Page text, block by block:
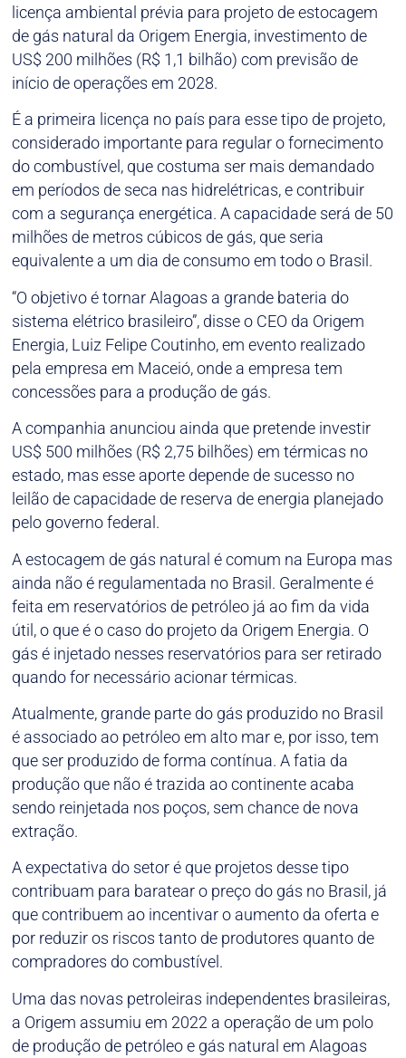
licença ambiental prévia para projeto de estocagem
de gás natural da Origem Energia, investimento de
US$ 200 milhões (R$ 1,1 bilhão) com previsão de
início de operações em 2028.
É a primeira licença no país para esse tipo de projeto,
considerado importante para regular o fornecimento
do combustível, que costuma ser mais demandado
em períodos de seca nas hidrelétricas, e contribuir
com a segurança energética. A capacidade será de 50
milhões de metros cúbicos de gás, que seria
equivalente a um dia de consumo em todo o Brasil.
“O objetivo é tornar Alagoas a grande bateria do
sistema elétrico brasileiro”, disse o CEO da Origem
Energia, Luiz Felipe Coutinho, em evento realizado
pela empresa em Maceió, onde a empresa tem
concessões para a produção de gás.
A companhia anunciou ainda que pretende investir
US$ 500 milhões (R$ 2,75 bilhões) em térmicas no
estado, mas esse aporte depende de sucesso no
leilão de capacidade de reserva de energia planejado
pelo governo federal.
A estocagem de gás natural é comum na Europa mas
ainda não é regulamentada no Brasil. Geralmente é
feita em reservatórios de petróleo já ao fim da vida
útil, o que é o caso do projeto da Origem Energia. O
gás é injetado nesses reservatórios para ser retirado
quando for necessário acionar térmicas.
Atualmente, grande parte do gás produzido no Brasil
é associado ao petróleo em alto mar e, por isso, tem
que ser produzido de forma contínua. A fatia da
produção que não é trazida ao continente acaba
sendo reinjetada nos poços, sem chance de nova
extração.
A expectativa do setor é que projetos desse tipo
contribuam para baratear o preço do gás no Brasil, já
que contribuem ao incentivar o aumento da oferta e
por reduzir os riscos tanto de produtores quanto de
compradores do combustível.
Uma das novas petroleiras independentes brasileiras,
a Origem assumiu em 2022 a operação de um polo
de produção de petróleo e gás natural em Alagoas